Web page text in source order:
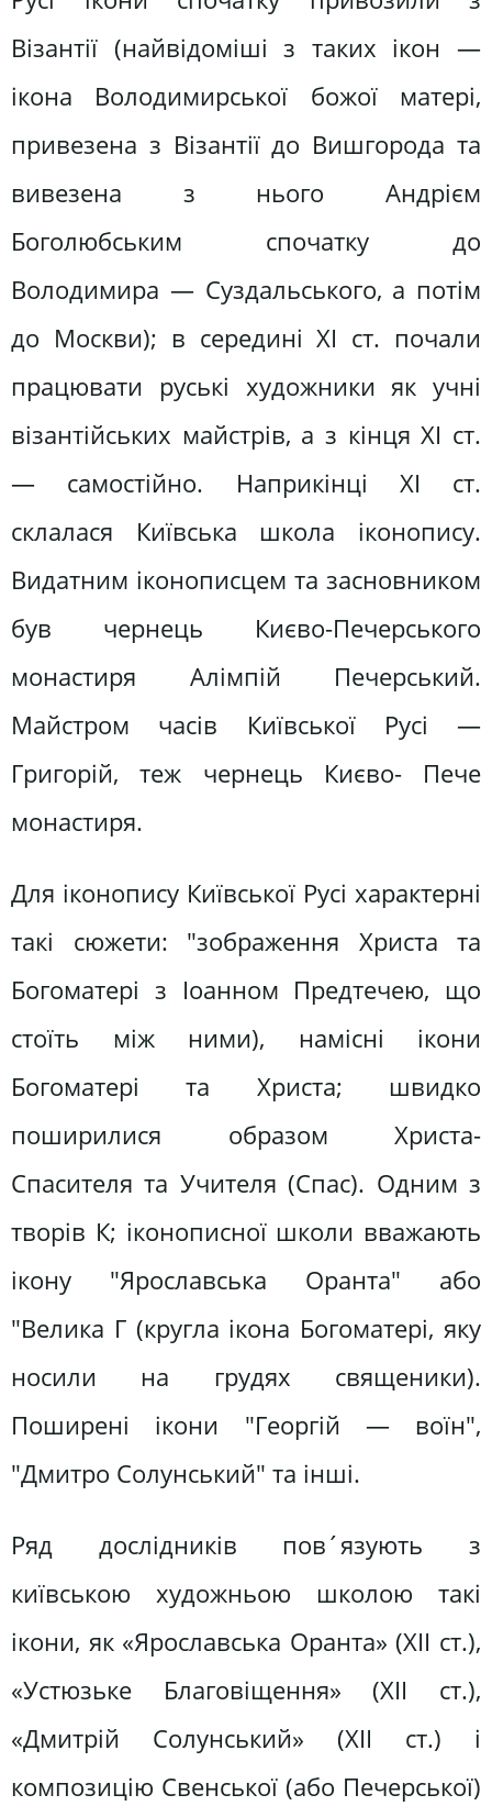
Візантії (найвідоміші з таких ікон —
ікона Володимирської божої матері,
привезена з Візантії до Вишгорода та
вивезена з нього Андрієм
Боголюбським спочатку до
Володимира — Суздальського, а потім
до Москви); в середині XI ст. почали
працювати руські художники як учні
візантійських майстрів, а з кінця XI ст.
— самостійно. Наприкінці XI ст.
склалася Київська школа іконопису.
Видатним іконописцем та засновником
був чернець Києво-Печерського
монастиря Алімпій Печерський.
Майстром часів Київської Русі —
Григорій, теж чернець Києво- Пече
монастиря.
Для іконопису Київської Русі характерні
такі сюжети: "зображення Христа та
Богоматері з Іоанном Предтечею, що
стоїть між ними), намісні ікони
Богоматері та Христа; швидко
поширилися образом Христа-
Спасителя та Учителя (Спас). Одним з
творів К; іконописної школи вважають
ікону "Ярославська Оранта" або
"Велика Г (кругла ікона Богоматері, яку
носили на грудях священики).
Поширені ікони "Георгій — воїн",
"Дмитро Солунський" та інші.
Ряд дослідників пов´язують з
київською художньою школою такі
ікони, як «Ярославська Оранта» (XII ст.),
«Устюзьке Благовіщення» (XII ст.),
«Дмитрій Солунський» (XII ст.) і
композицію Свенської (або Печерської)